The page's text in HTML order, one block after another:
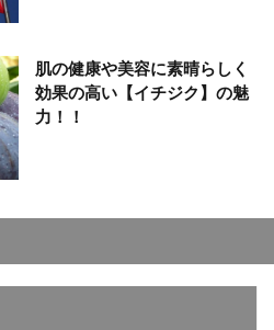
肌の健康や美容に素晴らしく
効果の高い【イチジク】の魅
力！！